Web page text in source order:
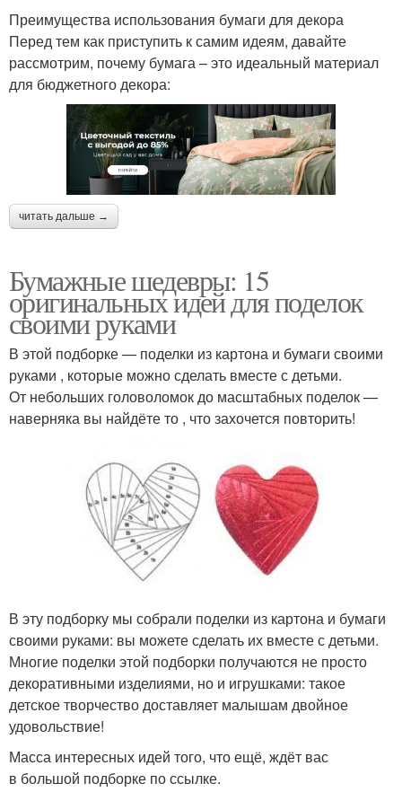
Преимущества использования бумаги для декора
Перед тем как приступить к самим идеям, давайте
рассмотрим, почему бумага – это идеальный материал
для бюджетного декора:
читать дальше →
Бумажные шедевры: 15
оригинальных идей для поделок
своими руками
В этой подборке — поделки из картона и бумаги своими
руками , которые можно сделать вместе с детьми.
От небольших головоломок до масштабных поделок —
наверняка вы найдёте то , что захочется повторить!
В эту подборку мы собрали поделки из картона и бумаги
своими руками: вы можете сделать их вместе с детьми.
Многие поделки этой подборки получаются не просто
декоративными изделиями, но и игрушками: такое
детское творчество доставляет малышам двойное
удовольствие!
Масса интересных идей того, что ещё, ждёт вас
в большой подборке по ссылке.